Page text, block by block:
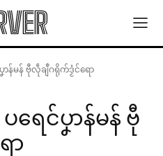
န်မန် ဗီုလဵုချဳဂရိုက်ဒၟံင်ရော
ရေင်ပၞာန်မန် ဗီု
ာ